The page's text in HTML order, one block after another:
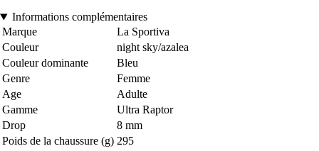
Informations complémentaires
Marque
La Sportiva
Couleur
night sky/azalea
Couleur dominante
Bleu
Genre
Femme
Age
Adulte
Gamme
Ultra Raptor
Drop
8 mm
Poids de la chaussure (g) 295